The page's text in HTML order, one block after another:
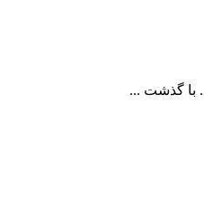
با گذشت ...